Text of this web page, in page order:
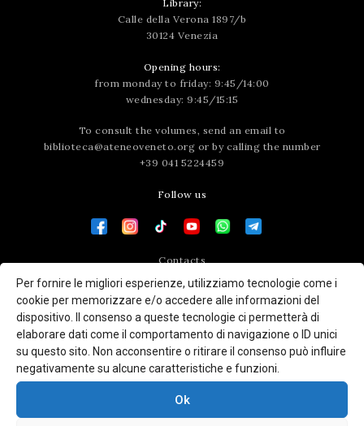
Per fornire le migliori esperienze, utilizziamo tecnologie come i
cookie per memorizzare e/o accedere alle informazioni del
dispositivo. Il consenso a queste tecnologie ci permetterà di
elaborare dati come il comportamento di navigazione o ID unici
su questo sito. Non acconsentire o ritirare il consenso può influire
negativamente su alcune caratteristiche e funzioni.
Ok
Library:
Calle della Verona 1897/b
30124 Venezia
Opening hours:
from monday to friday: 9:45/14:00
wednesday: 9:45/15:15
To consult the volumes, send an email to
biblioteca@ateneoveneto.org or by calling the number
+39 041 5224459
Follow us
Contacts
Press area